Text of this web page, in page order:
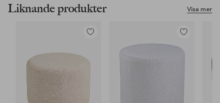
Visa mer
Liknande produkter
Lägg
favoriter
Lägg
till